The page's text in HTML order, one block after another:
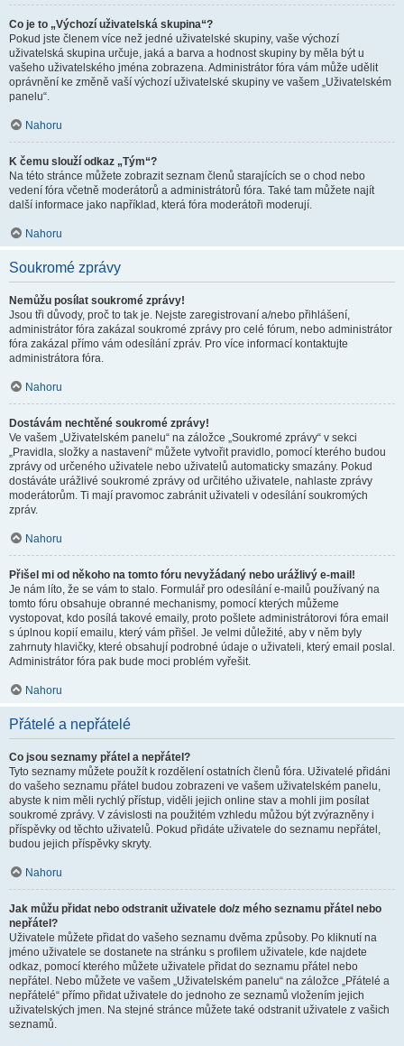
Co je to „Výchozí uživatelská skupina“?
Pokud jste členem více než jedné uživatelské skupiny, vaše výchozí
uživatelská skupina určuje, jaká a barva a hodnost skupiny by měla být u
vašeho uživatelského jména zobrazena. Administrátor fóra vám může udělit
oprávnění ke změně vaší výchozí uživatelské skupiny ve vašem „Uživatelském
panelu“.
Nahoru
K čemu slouží odkaz „Tým“?
Na této stránce můžete zobrazit seznam členů starajících se o chod nebo
vedení fóra včetně moderátorů a administrátorů fóra. Také tam můžete najít
další informace jako například, která fóra moderátoři moderují.
Nahoru
Soukromé zprávy
Nemůžu posílat soukromé zprávy!
Jsou tři důvody, proč to tak je. Nejste zaregistrovaní a/nebo přihlášení,
administrátor fóra zakázal soukromé zprávy pro celé fórum, nebo administrátor
fóra zakázal přímo vám odesílání zpráv. Pro více informací kontaktujte
administrátora fóra.
Nahoru
Dostávám nechtěné soukromé zprávy!
Ve vašem „Uživatelském panelu“ na záložce „Soukromé zprávy“ v sekci
„Pravidla, složky a nastavení“ můžete vytvořit pravidlo, pomocí kterého budou
zprávy od určeného uživatele nebo uživatelů automaticky smazány. Pokud
dostáváte urážlivé soukromé zprávy od určitého uživatele, nahlaste zprávy
moderátorům. Ti mají pravomoc zabránit uživateli v odesílání soukromých
zpráv.
Nahoru
Přišel mi od někoho na tomto fóru nevyžádaný nebo urážlivý e-mail!
Je nám líto, že se vám to stalo. Formulář pro odesílání e-mailů používaný na
tomto fóru obsahuje obranné mechanismy, pomocí kterých můžeme
vystopovat, kdo posílá takové emaily, proto pošlete administrátorovi fóra email
s úplnou kopií emailu, který vám přišel. Je velmi důležité, aby v něm byly
zahrnuty hlavičky, které obsahují podrobné údaje o uživateli, který email poslal.
Administrátor fóra pak bude moci problém vyřešit.
Nahoru
Přátelé a nepřátelé
Co jsou seznamy přátel a nepřátel?
Tyto seznamy můžete použít k rozdělení ostatních členů fóra. Uživatelé přidáni
do vašeho seznamu přátel budou zobrazeni ve vašem uživatelském panelu,
abyste k nim měli rychlý přístup, viděli jejich online stav a mohli jim posílat
soukromé zprávy. V závislosti na použitém vzhledu můžou být zvýrazněny i
příspěvky od těchto uživatelů. Pokud přidáte uživatele do seznamu nepřátel,
budou jejich příspěvky skryty.
Nahoru
Jak můžu přidat nebo odstranit uživatele do/z mého seznamu přátel nebo
nepřátel?
Uživatele můžete přidat do vašeho seznamu dvěma způsoby. Po kliknutí na
jméno uživatele se dostanete na stránku s profilem uživatele, kde najdete
odkaz, pomocí kterého můžete uživatele přidat do seznamu přátel nebo
nepřátel. Nebo můžete ve vašem „Uživatelském panelu“ na záložce „Přátelé a
nepřátelé“ přímo přidat uživatele do jednoho ze seznamů vložením jejich
uživatelských jmen. Na stejné stránce můžete také odstranit uživatele z vašich
seznamů.